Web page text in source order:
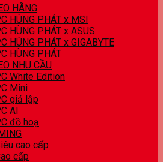
HÃNG
HÙNG PHÁT x MSI
HÙNG PHÁT x ASUS
HÙNG PHÁT x GIGABYTE
HÙNG PHÁT
NHU CẦU
White Edition
Mini
giả lập
AI
đồ hoạ
cao cấp
cấp